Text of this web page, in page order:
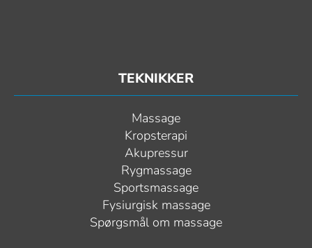
TEKNIKKER
Massage
Kropsterapi
Akupressur
Rygmassage
Sportsmassage
Fysiurgisk massage
Spørgsmål om massage